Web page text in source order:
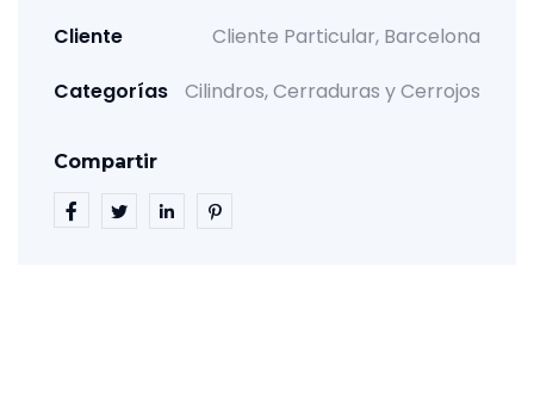
Cliente
Cliente Particular, Barcelona
Categorías
Cilindros, Cerraduras y Cerrojos
Compartir